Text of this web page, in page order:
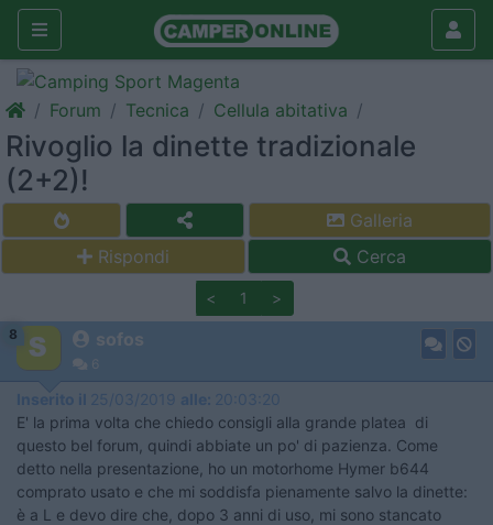
Forum Tecnica Cellula abitativa
Rivoglio la dinette tradizionale
(2+2)!
Galleria
Rispondi
Cerca
< 1 >
8 sofos
6
Inserito il 25/03/2019 alle: 20:03:20
E' la prima volta che chiedo consigli alla grande platea di
questo bel forum, quindi abbiate un po' di pazienza. Come
detto nella presentazione, ho un motorhome Hymer b644
comprato usato e che mi soddisfa pienamente salvo la dinette:
è a L e devo dire che, dopo 3 anni di uso, mi sono stancato